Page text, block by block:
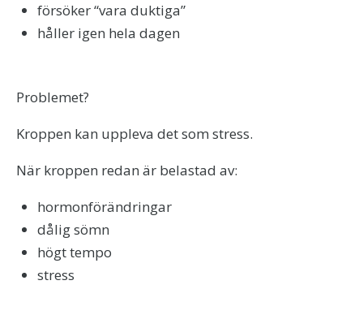
försöker “vara duktiga”
håller igen hela dagen
Problemet?
Kroppen kan uppleva det som stress.
När kroppen redan är belastad av:
hormonförändringar
dålig sömn
högt tempo
stress